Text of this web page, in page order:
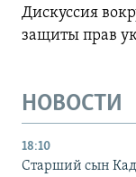
Дискуссия
защиты прав
НОВОСТИ
18:10
Старший сын